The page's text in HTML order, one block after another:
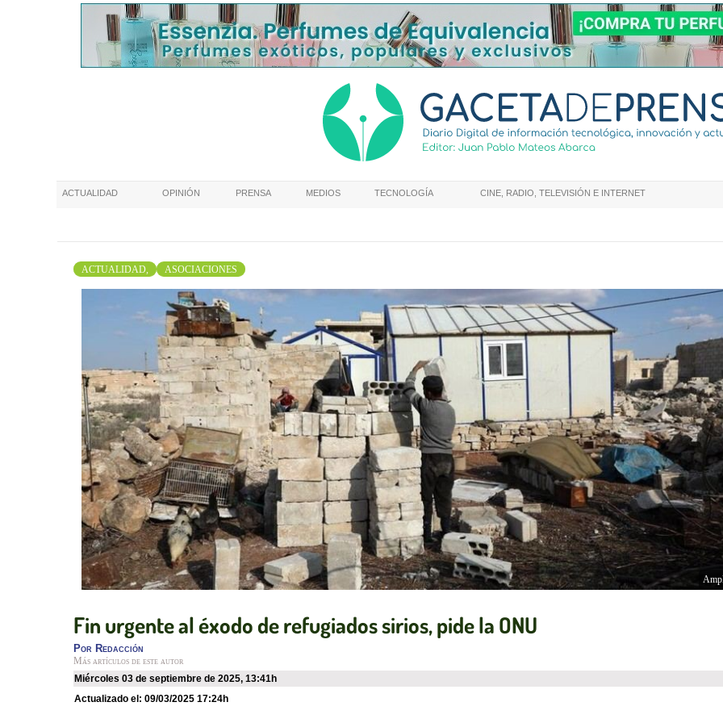
ACTUALIDAD OPINIÓN PRENSA MEDIOS TECNOLOGÍA CINE, RADIO, TELEVISIÓN E INTERNET
ACTUALIDAD, ASOCIACIONES
Fin urgente al éxodo de refugiados sirios, pide la ONU
Por Redacción
Más artículos de este autor
miércoles 03 de septiembre de 2025, 13:41h
Actualizado el: 09/03/2025 17:24h